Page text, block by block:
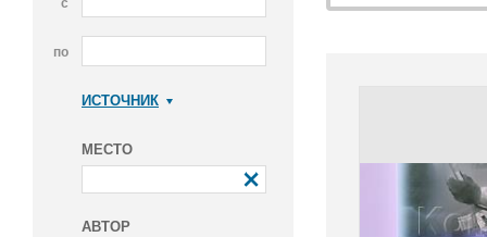
с
по
ИСТОЧНИК
МЕСТО
АВТОР